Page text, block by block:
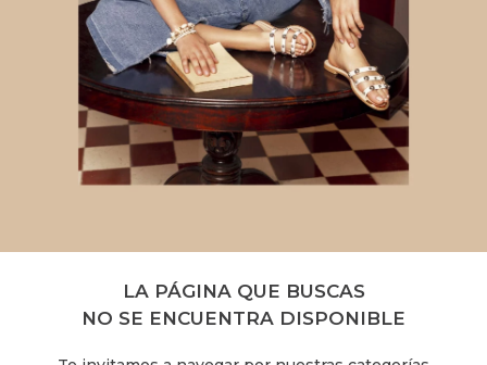
LA PÁGINA QUE BUSCAS
NO SE ENCUENTRA DISPONIBLE